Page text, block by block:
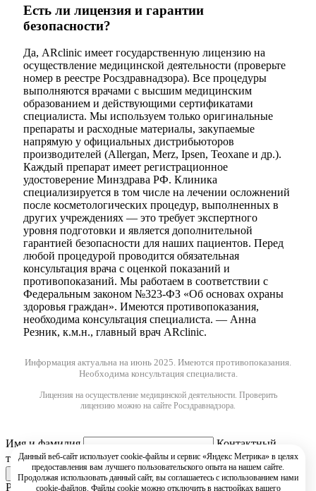
Есть ли лицензия и гарантии
безопасности?
Да, ARclinic имеет государственную лицензию на
осуществление медицинской деятельности (проверьте
номер в реестре Росздравнадзора). Все процедуры
выполняются врачами с высшим медицинским
образованием и действующими сертификатами
специалиста. Мы используем только оригинальные
препараты и расходные материалы, закупаемые
напрямую у официальных дистрибьюторов
производителей (Allergan, Merz, Ipsen, Teoxane и др.).
Каждый препарат имеет регистрационное
удостоверение Минздрава РФ. Клиника
специализируется в том числе на лечении осложнений
после косметологических процедур, выполненных в
других учреждениях — это требует экспертного
уровня подготовки и является дополнительной
гарантией безопасности для наших пациентов. Перед
любой процедурой проводится обязательная
консультация врача с оценкой показаний и
противопоказаний. Мы работаем в соответствии с
Федеральным законом №323-ФЗ «Об основах охраны
здоровья граждан». Имеются противопоказания,
необходима консультация специалиста. — Анна
Резник, к.м.н., главный врач ARclinic.
Информация актуальна на июнь 2025. Имеются противопоказания.
Необходима консультация специалиста.
Лицензия на осуществление медицинской деятельности. Проверить
лицензию можно на сайте Росздравнадзора.
Имя и фамилия
Контактный
телефон
РЇ РґР°СЋ СЃРѕРіР»Р°СЃРёРµ РЅР° РѕР±СЂР°Р±РѕС‚РєСѓ
Данный веб-сайт использует cookie-файлы и сервис «Яндекс Метрика» в целях
предоставления вам лучшего пользовательского опыта на нашем сайте.
Продолжая использовать данный сайт, вы соглашаетесь с использованием нами
cookie-файлов. Файлы cookie можно отключить в настройках вашего